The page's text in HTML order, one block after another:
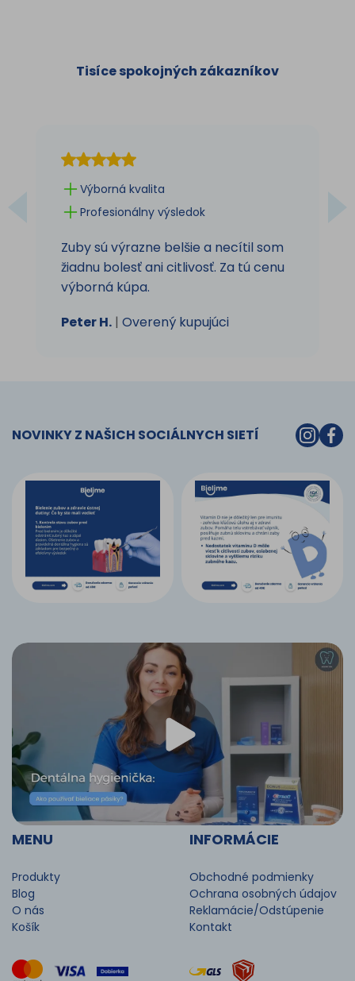
Tisíce spokojných zákazníkov
Výborná kvalita
Profesionálny výsledok
Zuby sú výrazne belšie a necítil som
žiadnu bolesť ani citlivosť. Za tú cenu
výborná kúpa.
Peter H. | Overený kupujúci
NOVINKY Z NAŠICH SOCIÁLNYCH SIETÍ
MENU
Produkty
Blog
O nás
Košík
INFORMÁCIE
Obchodné podmienky
Ochrana osobných údajov
Reklamácie/Odstúpenie
Kontakt